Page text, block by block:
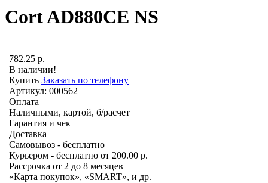
Cort AD880CE NS
782.25 р.
В наличии!
Купить Заказать по телефону
Артикул: 000562
Оплата
Наличными, картой, б/расчет
Гарантия и чек
Доставка
Самовывоз - бесплатно
Курьером - бесплатно от 200.00 р.
Рассрочка от 2 до 8 месяцев
«Карта покупок», «SMART», и др.